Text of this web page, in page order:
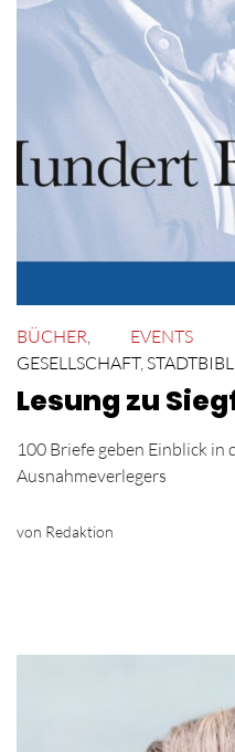
BÜCHER EVENTS
GESELLSCHAFT,
Lesung zu
100 Briefe geben Einblick
Ausnahmeverlegers
von Redaktion